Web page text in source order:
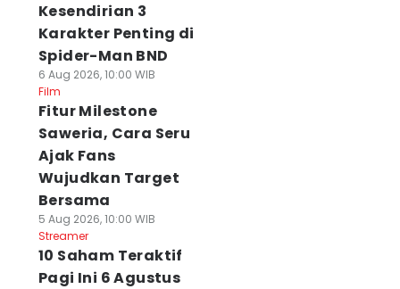
Kesendirian 3
Karakter Penting di
Spider-Man BND
6 Aug 2026, 10:00 WIB
Film
Fitur Milestone
Saweria, Cara Seru
Ajak Fans
Wujudkan Target
Bersama
5 Aug 2026, 10:00 WIB
Streamer
10 Saham Teraktif
Pagi Ini 6 Agustus